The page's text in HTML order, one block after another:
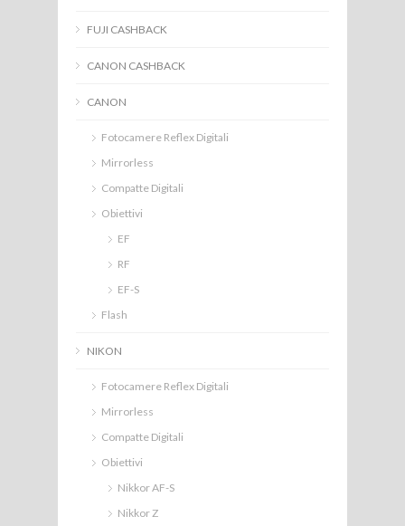
FUJI CASHBACK
CANON CASHBACK
CANON
Fotocamere Reflex Digitali
Mirrorless
Compatte Digitali
Obiettivi
EF
RF
EF-S
Flash
NIKON
Fotocamere Reflex Digitali
Mirrorless
Compatte Digitali
Obiettivi
Nikkor AF-S
Nikkor Z